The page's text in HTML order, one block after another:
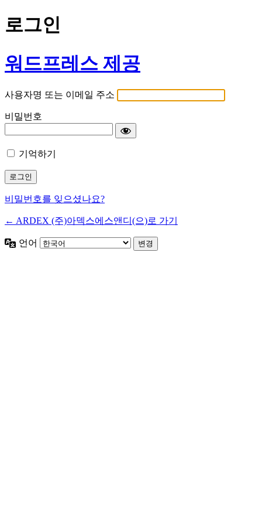
로그인
워드프레스 제공
사용자명 또는 이메일 주소
비밀번호
기억하기
비밀번호를 잊으셨나요?
← ARDEX (주)아덱스에스앤디(으)로 가기
언어